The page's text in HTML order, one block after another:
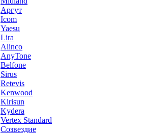
Аргут
Icom
Yaesu
Lira
Alinco
AnyTone
Belfone
Sirus
Retevis
Kenwood
Kirisun
Kydera
Vertex Standard
Созвездие